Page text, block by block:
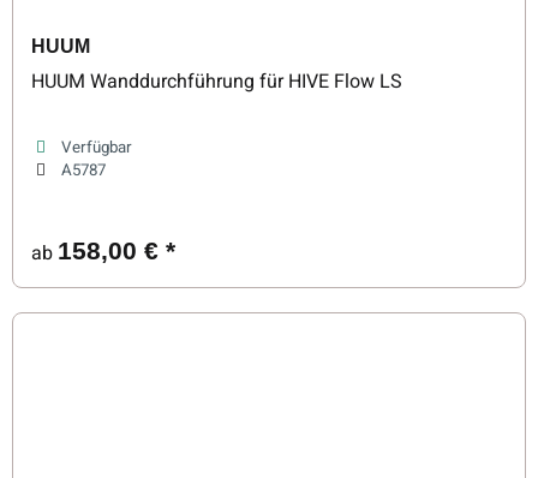
HUUM
HUUM Wanddurchführung für HIVE Flow LS
Verfügbar
A5787
ab 158,00 € *